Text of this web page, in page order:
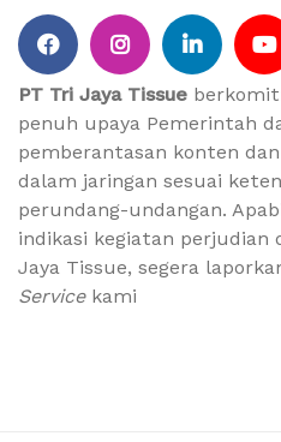
PT Tri Jaya Tissue
penuh upaya Pemerintah
pemberantasan konten
dalam jaringan sesuai
perundang-undangan.
indikasi kegiatan perjudian
Jaya Tissue, segera
Servicekami